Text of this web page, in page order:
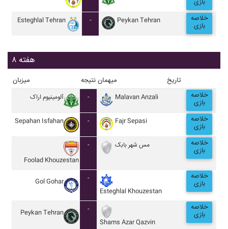
بازی
Esteghlal Tehran - Peykan Tehran خلاصه
بازی
هفته ۸
میزبان نتیجه میهمان تاریخ
آلومينيوم اراک - Malavan Anzali خلاصه
بازی
Sepahan Isfahan - Fajr Sepasi خلاصه
بازی
Foolad Khouzestan
- مس شهر بابک خلاصه
بازی
Gol Gohar
-
Esteghlal Khouzestan
خلاصه
بازی
Peykan Tehran
-
Shams Azar Qazvin
خلاصه
بازی